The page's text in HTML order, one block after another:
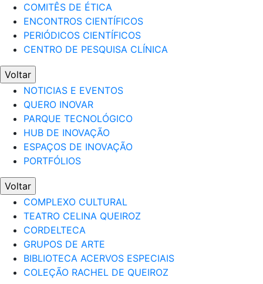
COMITÊS DE ÉTICA
ENCONTROS CIENTÍFICOS
PERIÓDICOS CIENTÍFICOS
CENTRO DE PESQUISA CLÍNICA
Voltar
NOTICIAS E EVENTOS
QUERO INOVAR
PARQUE TECNOLÓGICO
HUB DE INOVAÇÃO
ESPAÇOS DE INOVAÇÃO
PORTFÓLIOS
Voltar
COMPLEXO CULTURAL
TEATRO CELINA QUEIROZ
CORDELTECA
GRUPOS DE ARTE
BIBLIOTECA ACERVOS ESPECIAIS
COLEÇÃO RACHEL DE QUEIROZ